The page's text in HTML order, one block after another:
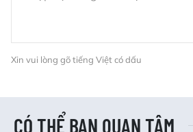
Xin vui lòng gõ tiếng Việt có dấu
CÓ THỂ BẠN QUAN TÂM